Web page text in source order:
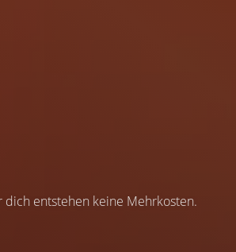
dich entstehen keine Mehrkosten.